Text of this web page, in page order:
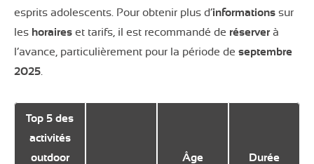
esprits adolescents. Pour obtenir plus d’informations sur
les horaires et tarifs, il est recommandé de réserverà
l’avance, particulièrement pour la période de septembre
2025
Top 5 des
activités
outdoor
Âge
Durée